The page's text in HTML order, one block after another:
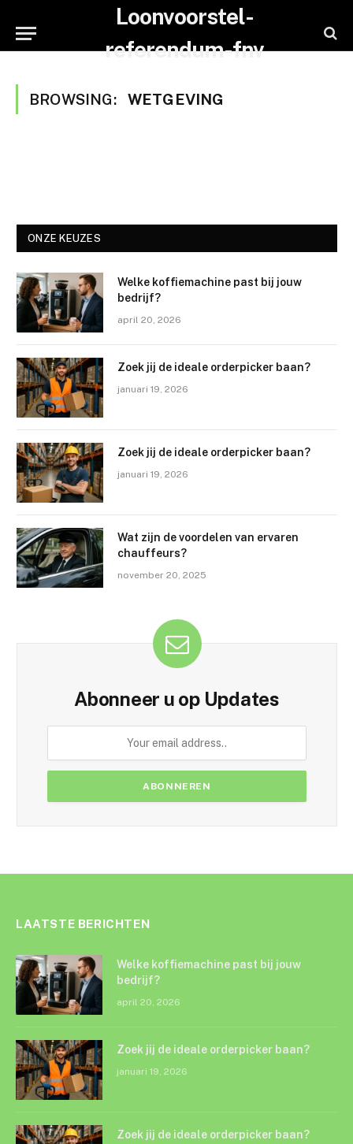
Loonvoorstel-
referendum-fnv
BROWSING: WETGEVING
ONZE KEUZES
Welke koffiemachine past bij jouw
bedrijf?
april 20, 2026
Zoek jij de ideale orderpicker baan?
januari 19, 2026
Zoek jij de ideale orderpicker baan?
januari 19, 2026
Wat zijn de voordelen van ervaren
chauffeurs?
november 20, 2025
Abonneer u op Updates
LAATSTE BERICHTEN
Welke koffiemachine past bij jouw
bedrijf?
april 20, 2026
Zoek jij de ideale orderpicker baan?
januari 19, 2026
Zoek jij de ideale orderpicker baan?